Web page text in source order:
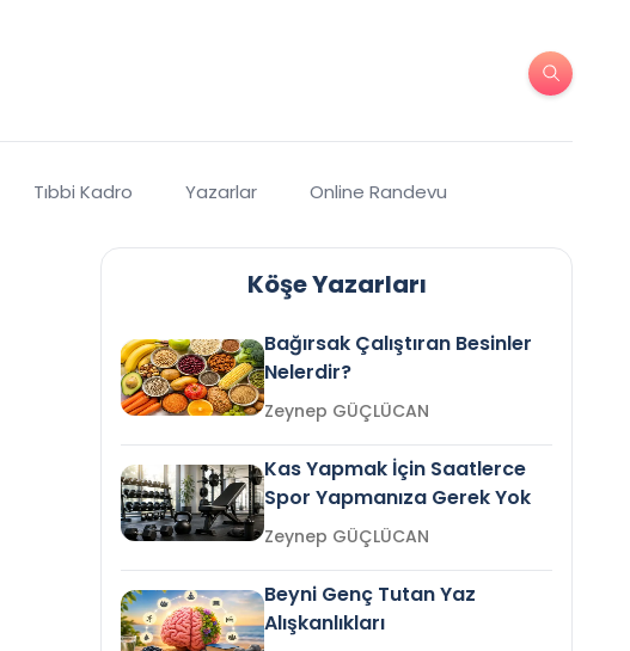
Tıbbi Kadro Yazarlar Online Randevu
Köşe Yazarları
Bağırsak Çalıştıran Besinler
Nelerdir?
Zeynep GÜÇLÜCAN
Kas Yapmak İçin Saatlerce
Spor Yapmanıza Gerek Yok
Zeynep GÜÇLÜCAN
Beyni Genç Tutan Yaz
Alışkanlıkları